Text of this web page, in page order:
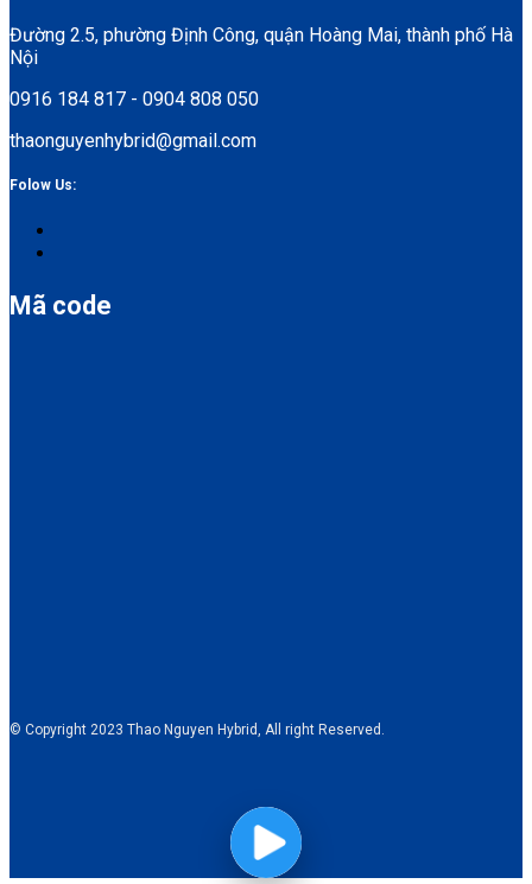
Đường 2.5, phường Định Công, quận Hoàng Mai, thành phố Hà
Nội
0916 184 817 - 0904 808 050
thaonguyenhybrid@gmail.com
Folow Us:
Mã code
© Copyright 2023 Thao Nguyen Hybrid, All right Reserved.